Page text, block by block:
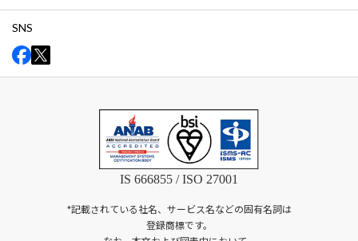
SNS
IS 666855 / ISO 27001
*記載されている社名、サービス名などの固有名詞は
登録商標です。